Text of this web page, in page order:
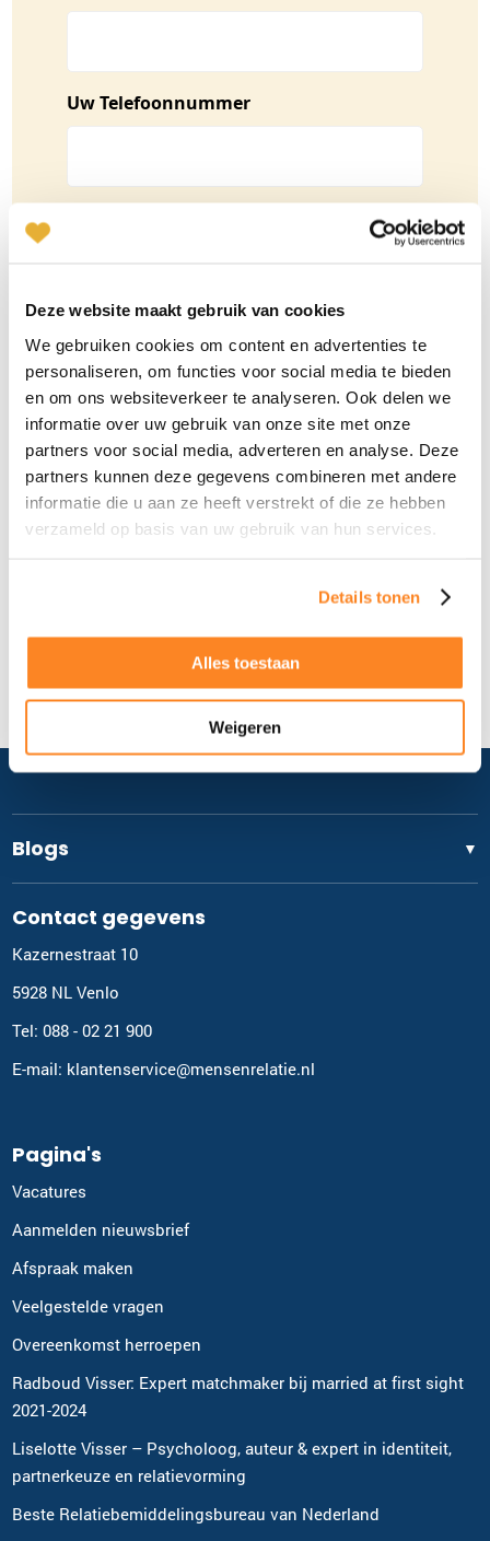
Deze website maakt gebruik van cookies
We gebruiken cookies om content en advertenties te
personaliseren, om functies voor social media te bieden
en om ons websiteverkeer te analyseren. Ook delen we
informatie over uw gebruik van onze site met onze
partners voor social media, adverteren en analyse. Deze
partners kunnen deze gegevens combineren met andere
informatie die u aan ze heeft verstrekt of die ze hebben
verzameld op basis van uw gebruik van hun services.
Details tonen
Alles toestaan
Weigeren
Uw Telefoonnummer
0 van 1000 max. aantal karakters
Is het nodig dat u wordt teruggebeld door
iemand van de afdeling matching? (Vereist)
Ja
Nee
Blogs ▼
Contact gegevens
Kazernestraat 10
5928 NL Venlo
Tel: 088 - 02 21 900
E-mail: klantenservice@mensenrelatie.nl
Pagina's
Vacatures
Aanmelden nieuwsbrief
Afspraak maken
Veelgestelde vragen
Overeenkomst herroepen
Radboud Visser: Expert matchmaker bij married at first sight
2021-2024
Liselotte Visser – Psycholoog, auteur & expert in identiteit,
partnerkeuze en relatievorming
Beste Relatiebemiddelingsbureau van Nederland